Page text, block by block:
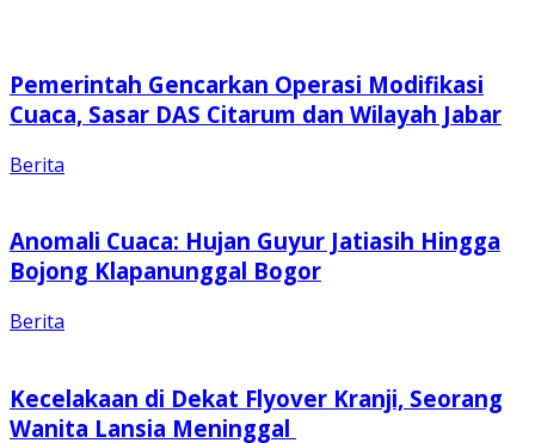
Pemerintah Gencarkan Operasi Modifikasi
Cuaca, Sasar DAS Citarum dan Wilayah Jabar
Berita
Anomali Cuaca: Hujan Guyur Jatiasih Hingga
Bojong Klapanunggal Bogor
Berita
Kecelakaan di Dekat Flyover Kranji, Seorang
Wanita Lansia Meninggal